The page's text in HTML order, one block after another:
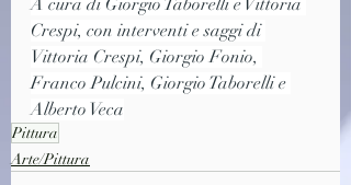
Crespi, con interventi e saggi di
Vittoria Crespi, Giorgio Fonio,
Franco Pulcini, Giorgio Taborelli e
Alberto Veca
Pittura
Arte/Pittura